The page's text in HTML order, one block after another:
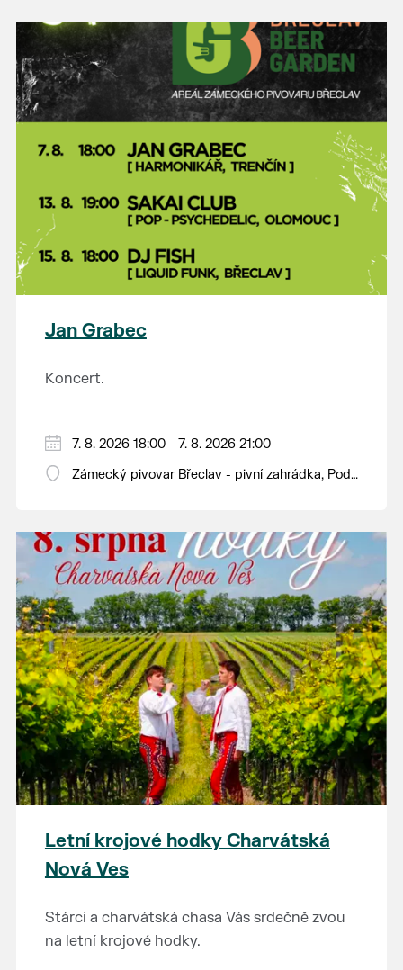
Jan Grabec
Koncert.
7. 8. 2026 18:00 - 7. 8. 2026 21:00
Zámecký pivovar Břeclav - pivní zahrádka, Pod
Letní krojové hodky Charvátská
Nová Ves
Stárci a charvátská chasa Vás srdečně zvou
na letní krojové hodky.